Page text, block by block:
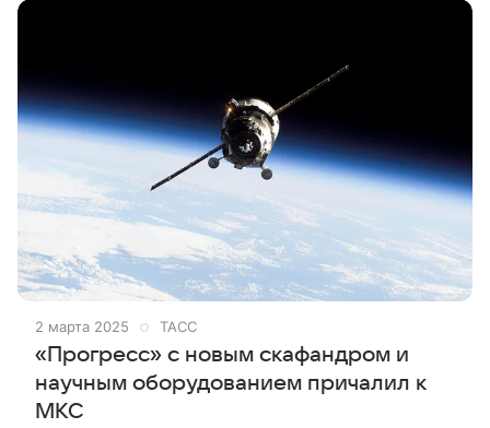
2 марта 2025 ТАСС
«Прогресс» с новым скафандром и
научным оборудованием причалил к
МКС